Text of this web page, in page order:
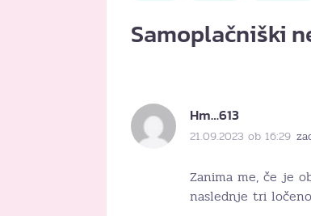
Samoplačniški
Hm…613
21.09.2023 ob 16:29
Zanima me, če je
naslednje tri